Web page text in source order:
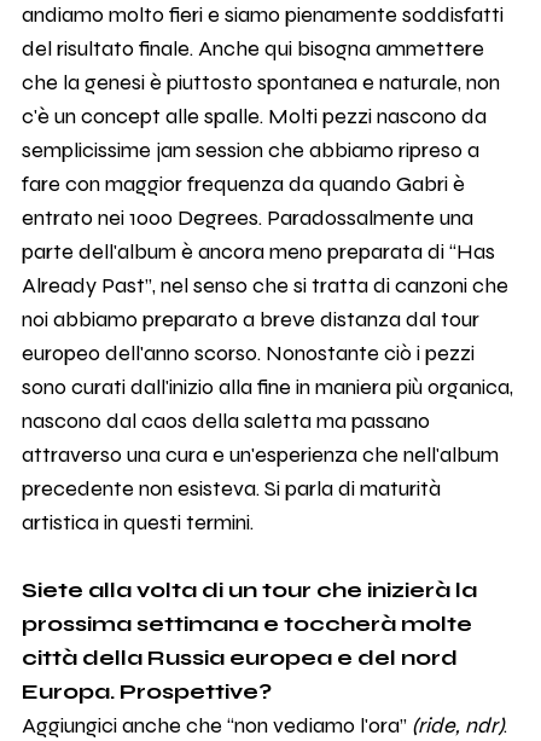
andiamo molto fieri e siamo pienamente soddisfatti
del risultato finale. Anche qui bisogna ammettere
che la genesi è piuttosto spontanea e naturale, non
c'è un concept alle spalle. Molti pezzi nascono da
semplicissime jam session che abbiamo ripreso a
fare con maggior frequenza da quando Gabri è
entrato nei 1000 Degrees. Paradossalmente una
parte dell'album è ancora meno preparata di “Has
Already Past”, nel senso che si tratta di canzoni che
noi abbiamo preparato a breve distanza dal tour
europeo dell'anno scorso. Nonostante ciò i pezzi
sono curati dall'inizio alla fine in maniera più organica,
nascono dal caos della saletta ma passano
attraverso una cura e un'esperienza che nell'album
precedente non esisteva. Si parla di maturità
artistica in questi termini.
Siete alla volta di un tour che inizierà la
prossima settimana e toccherà molte
città della Russia europea e del nord
Europa. Prospettive?
Aggiungici anche che “non vediamo l'ora” (ride, ndr).